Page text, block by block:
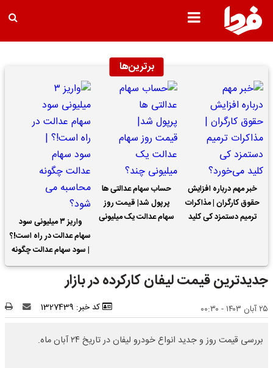
برترین‌ها
خبر مهم درباره افزایش
حقوق کارگران | مذاکرات
ترمیم دستمزد کی کلید
حساب سهام عدالتی ها
پرپول شد| قیمت روز
سهام عدالت یک میلیونی
واریز ۳ میلیونی سود
سهام عدالت در راه است!؟
| سود سهام عدالت چگونه
محاسبه می شود؟
جدیدترین قیمت لیفان کارکرده در بازار
۲۵ آبان ۱۴۰۳ - ۰۰:۳۰ کد خبر: 1327439
بررسی قیمت روز و جدید انواع خودرو لیفان در تاریخ ۲۴ آبان ماه.